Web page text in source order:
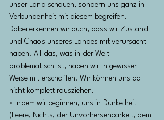
unser Land schauen, sondern uns ganz in
Verbundenheit mit diesem begreifen.
Dabei erkennen wir auch, dass wir Zustand
und Chaos unseres Landes mit verursacht
haben. All das, was in der Welt
problematisch ist, haben wir in gewisser
Weise mit erschaffen. Wir können uns da
nicht komplett rausziehen.
• Indem wir beginnen, uns in Dunkelheit
(Leere, Nichts, der Unvorhersehbarkeit, dem